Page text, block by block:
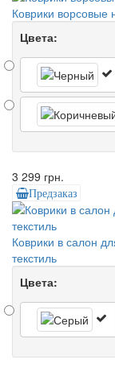
Коврики ворсовые
Цвета:
3 299 грн.
Предзаказ
Коврики в салон
текстиль
Цвета: